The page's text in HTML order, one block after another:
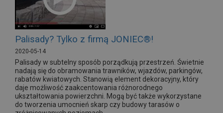
Palisady? Tylko z firmą JONIEC®!
2020-05-14
Palisady w subtelny sposób porządkują przestrzeń. Świetnie
nadają się do obramowania trawników, wjazdów, parkingów,
rabatów kwiatowych. Stanowią element dekoracyjny, który
daje możliwość zaakcentowania różnorodnego
ukształtowania powierzchni. Mogą być także wykorzystane
do tworzenia umocnień skarp czy budowy tarasów o